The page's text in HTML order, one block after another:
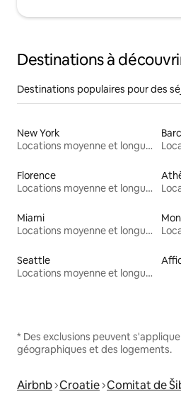
Destinations à
Destinations populaires pour des
New York
Locations moyenne et longue durée
Florence
Locations moyenne et longue durée
Miami
Locations moyenne et longue durée
Seattle
Locations moyenne et longue durée
* Des exclusions peuvent
géographiques et des logements.
Airbnb Croatie Comitat de